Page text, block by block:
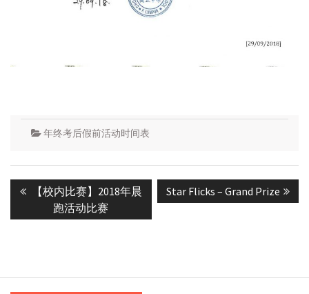
年终考后假前活动时间表
navigation
Previous
post:
【校内比赛】2018年晨
跑活动比赛
Next
post:
Star Flicks – Grand Prize